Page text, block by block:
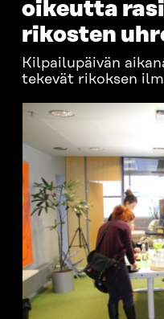
oikeutta
rikosten
Kilpailupäivän
tekevät rikoksen